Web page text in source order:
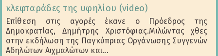
κλεφταράδες της υφηλίου (video)
Επίθεση στις αγορές έκανε ο Πρόεδρος της
Δημοκρατίας, Δημήτρης Χριστόφιας.Μιλώντας χθες
στην εκδήλωση της Παγκύπριας Οργάνωσης Συγγενών
Αδηλώτων Αιχμαλώτων και...